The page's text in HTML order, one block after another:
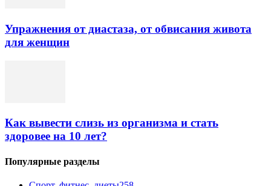
Упражнения от диастаза, от обвисания живота
для женщин
Как вывести слизь из организма и стать
здоровее на 10 лет?
Популярные разделы